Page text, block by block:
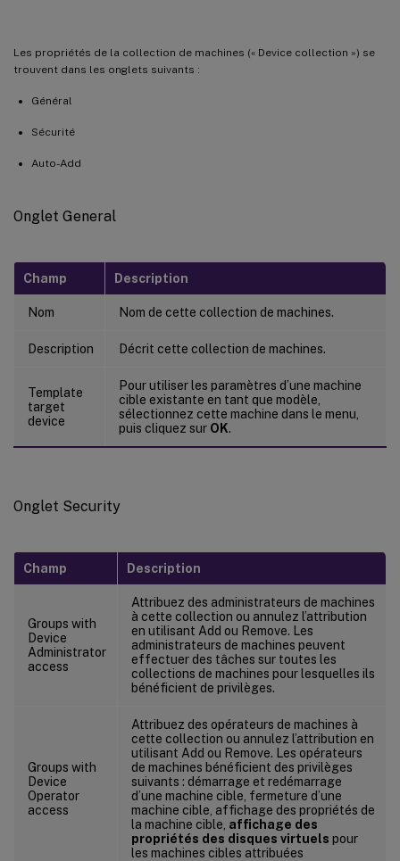
Les propriétés de la collection de machines (« Device collection ») se
trouvent dans les onglets suivants :
Général
Sécurité
Auto-Add
Onglet General
Champ Description
Nom Nom de cette collection de machines.
Description Décrit cette collection de machines.
Template
target
device
Pour utiliser les paramètres d’une machine
cible existante en tant que modèle,
sélectionnez cette machine dans le menu,
puis cliquez sur OK.
Onglet Security
Champ Description
Groups with
Device
Administrator
access
Attribuez des administrateurs de machines
à cette collection ou annulez l’attribution
en utilisant Add ou Remove. Les
administrateurs de machines peuvent
effectuer des tâches sur toutes les
collections de machines pour lesquelles ils
bénéficient de privilèges.
Groups with
Device
Operator
access
Attribuez des opérateurs de machines à
cette collection ou annulez l’attribution en
utilisant Add ou Remove. Les opérateurs
de machines bénéficient des privilèges
suivants : démarrage et redémarrage
d’une machine cible, fermeture d’une
machine cible, affichage des propriétés de
la machine cible, affichage des
propriétés des disques virtuels pour
les machines cibles attribuées